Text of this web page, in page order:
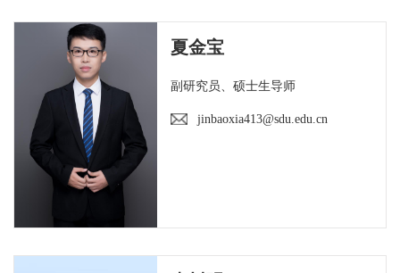
夏金宝
副研究员、硕士生导师
jinbaoxia413@sdu.edu.cn